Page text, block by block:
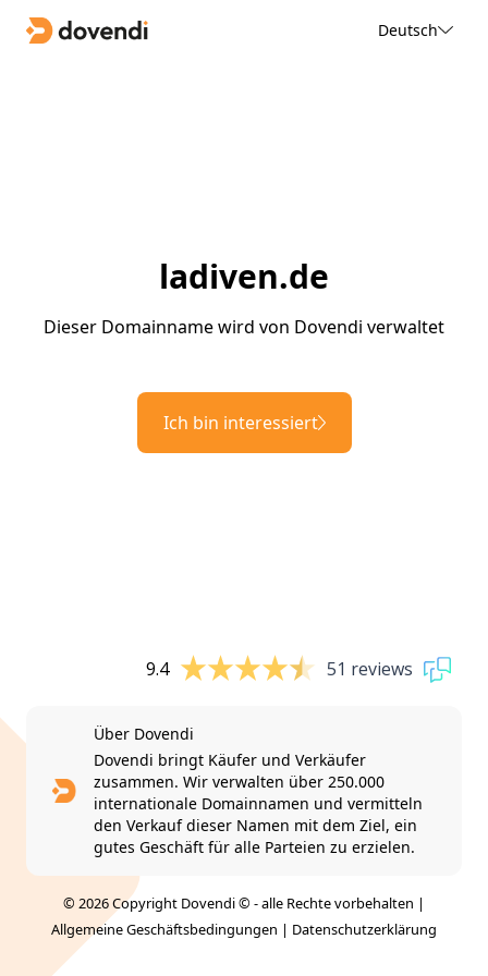
Deutsch
ladiven.de
Dieser Domainname wird von Dovendi verwaltet
Ich bin interessiert
9.4 51 reviews
Über Dovendi
Dovendi bringt Käufer und Verkäufer
zusammen. Wir verwalten über 250.000
internationale Domainnamen und vermitteln
den Verkauf dieser Namen mit dem Ziel, ein
gutes Geschäft für alle Parteien zu erzielen.
© 2026 Copyright Dovendi © - alle Rechte vorbehalten |
Allgemeine Geschäftsbedingungen | Datenschutzerklärung